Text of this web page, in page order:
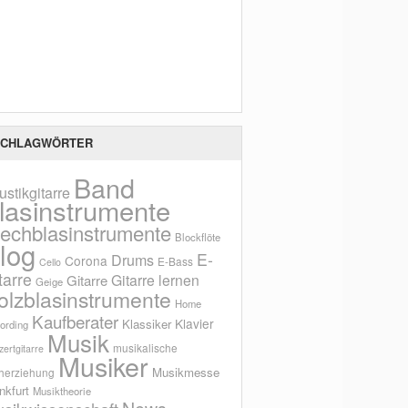
Band
Blockflöte
Cello Corona Drums E-Bass E-
Geige Gitarre Gitarre lernen
Home
Kaufberater Klassiker Klavier
Musik musikalische
Musiker Musikmesse
Musiktheorie